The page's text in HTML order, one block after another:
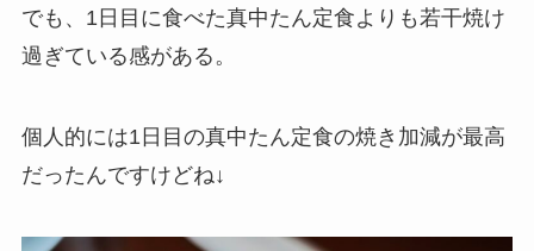
でも、1日目に食べた真中たん定食よりも若干焼け
過ぎている感がある。
個人的には1日目の真中たん定食の焼き加減が最高
だったんですけどね↓